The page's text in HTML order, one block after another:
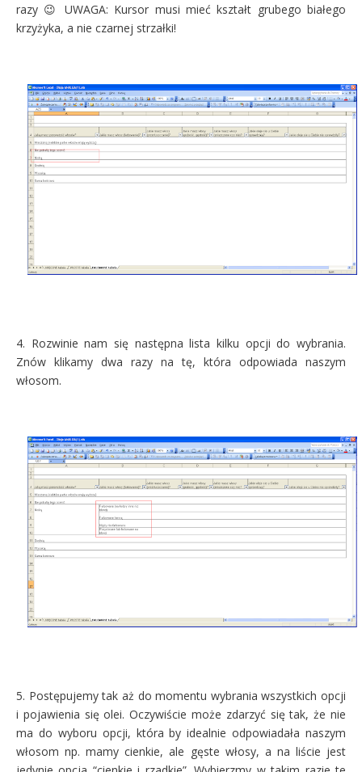
razy 😉 UWAGA: Kursor musi mieć kształt grubego białego
krzyżyka, a nie czarnej strzałki!
4. Rozwinie nam się następna lista kilku opcji do wybrania.
Znów klikamy dwa razy na tę, która odpowiada naszym
włosom.
5. Postępujemy tak aż do momentu wybrania wszystkich opcji
i pojawienia się olei. Oczywiście może zdarzyć się tak, że nie
ma do wyboru opcji, która by idealnie odpowiadała naszym
włosom np. mamy cienkie, ale gęste włosy, a na liście jest